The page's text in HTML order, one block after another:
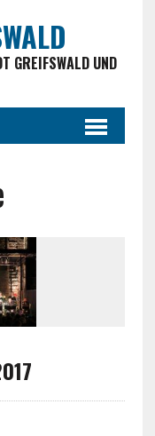
GREIFSWALD UND